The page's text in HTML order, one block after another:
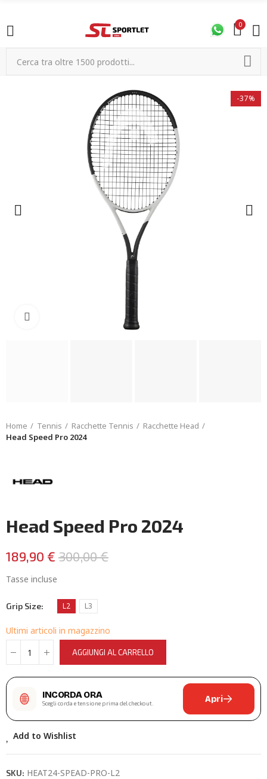
0
-37%
Home Tennis Racchette Tennis
Racchette Head
Head Speed Pro 2024
Head Speed Pro 2024
189,90 € 300,00 €
Tasse incluse
Grip Size L2 L3
Ultimi articoli in magazzino
AGGIUNGI AL CARRELLO
INCORDA ORA
Scegli corda e tensione prima del checkout. Apri
Add to Wishlist
SKU: HEAT24-SPEAD-PRO-L2